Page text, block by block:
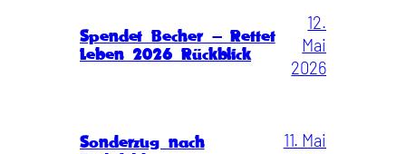
Spendet Becher – Rettet
Leben 2026 Rückblick
12.
Mai
2026
Sonderzug nach
11. Mai